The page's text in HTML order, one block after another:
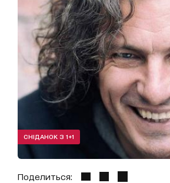
СНІДАНОК З 1+1
Поделиться: